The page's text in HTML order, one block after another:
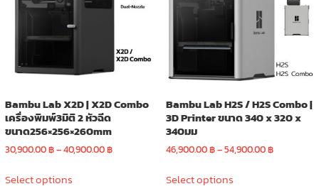
chosen
product
chosen
on
product
page
Bambu Lab X2D | X2D Combo
เครื่องพิมพ์3มิติ 2 หัวฉีด
ขนาด256×256×260mm
30,900.00฿–40,900.00฿Price
Select optionsproduct
Bambu Lab H2S / H2S Combo |
3D Printer ขนาด 340 x 320 x
340มม
46,900.00฿–54,900.00฿Price
Select optionsproduct